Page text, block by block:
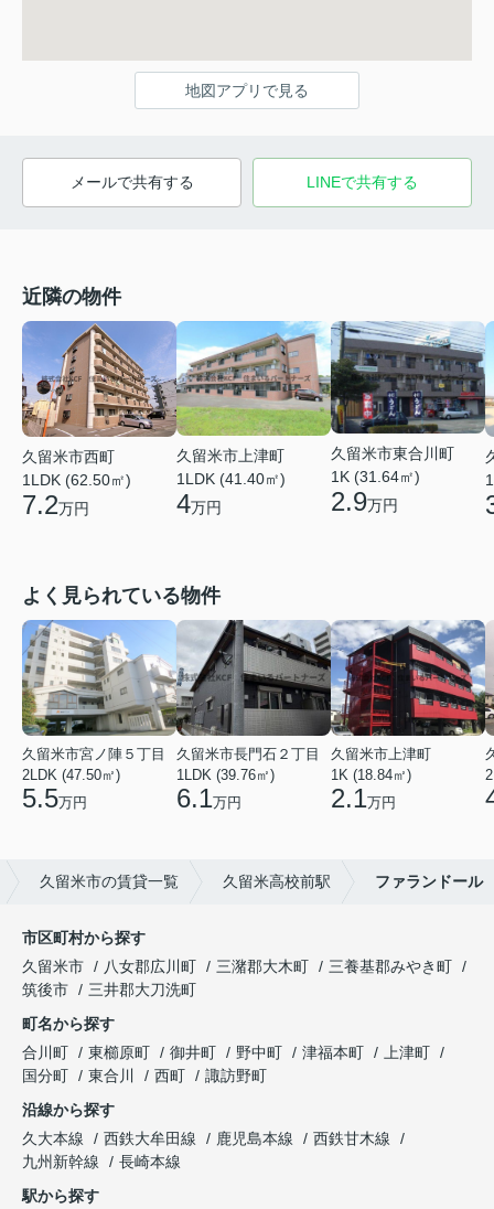
地図アプリで見る
メールで共有する LINEで共有する
近隣の物件
久留米市西町
1LDK (62.50㎡)
7.2万円
久留米市上津町
1LDK (41.40㎡)
4万円
久留米市東合川町
1K (31.64㎡)
2.9万円
よく見られている物件
久留米市宮ノ陣５丁目
2LDK (47.50㎡)
5.5万円
久留米市長門石２丁目
1LDK (39.76㎡)
6.1万円
久留米市上津町
1K (18.84㎡)
2.1万円
久留米市の賃貸一覧 久留米高校前駅 ファランドール
市区町村から探す
久留米市
八女郡広川町 三潴郡大木町
三養基郡みやき町
筑後市
三井郡大刀洗町
町名から探す
合川町
東櫛原町 御井町 野中町 津福本町
上津町
国分町
東合川 西町
諏訪野町
沿線から探す
久大本線
西鉄大牟田線 鹿児島本線
西鉄甘木線
九州新幹線
長崎本線
駅から探す